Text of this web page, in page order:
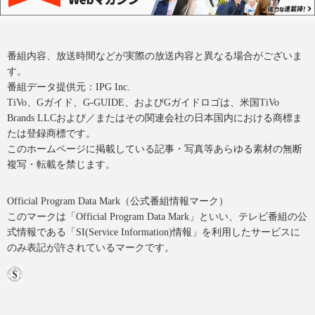
番組内容、放送時間などが実際の放送内容と異なる場合がございま
す。
番組データ提供元：IPG Inc.
TiVo、Gガイド、G-GUIDE、およびGガイドロゴは、米国TiVo
Brands LLCおよび／またはその関連会社の日本国内における商標ま
たは登録商標です。
このホームページに掲載している記事・写真等あらゆる素材の無断
複写・転載を禁じます。
Official Program Data Mark（公式番組情報マーク）
このマークは「Official Program Data Mark」といい、テレビ番組の公
式情報である「SI(Service Information)情報」を利用したサービスに
のみ表記が許されているマークです。